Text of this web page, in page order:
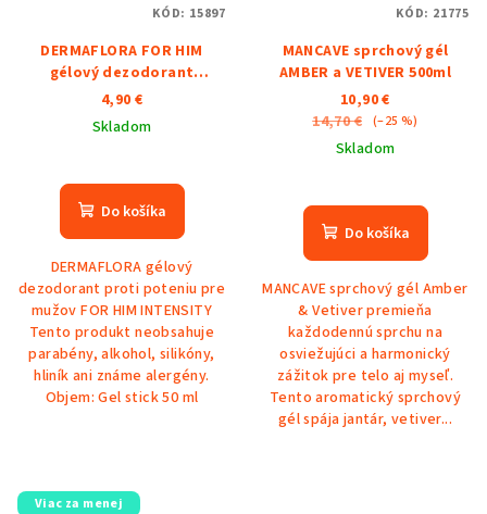
DERMAFLORA FOR HIM
gélový dezodorant
INTENSITY
4,90 €
Skladom
hodnotenie
produktu
z
5
hviezdičiek.
Do košíka
DERMAFLORA gélový
dezodorant proti poteniu pre
mužov FOR HIM INTENSITY
Tento produkt neobsahuje
parabény, alkohol, silikóny,
hliník ani známe alergény.
Objem: Gel stick 50 ml
KÓD: 15897
MANCAVE sprchový gél
AMBER a VETIVER 500ml
10,90 €
14,70 € (–25 %)
Skladom
hodnotenie
produktu
z
5
hviezdičiek.
Do košíka
MANCAVE sprchový gél Amber
& Vetiver premieňa
každodennú sprchu na
osviežujúci a harmonický
zážitok pre telo aj myseľ.
Tento aromatický sprchový
gél spája jantár, vetiver...
KÓD: 21775
Viac za menej